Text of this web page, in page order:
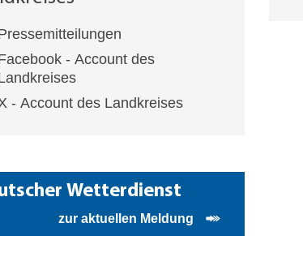
- Account des
- Account des Landkreises
Wetterdienst
zur aktuellen Meldung